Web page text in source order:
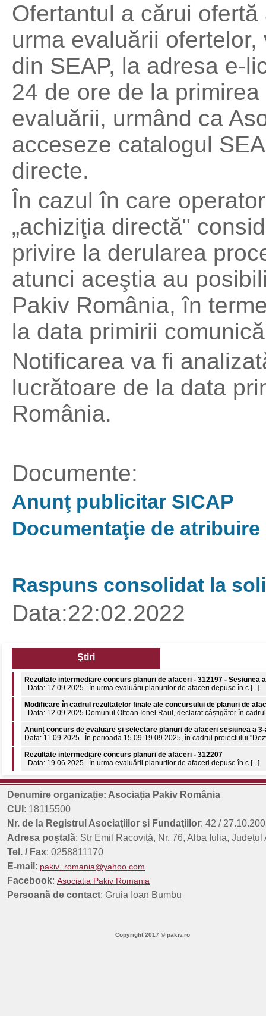
Ofertantul a cărui
urma evaluării
din SEAP, la adresa e-
24 de ore de la
evaluării, urmând ca
acceseze catalogul
directe.
În cazul în care
„achiziţia directă"
privire la derularea
atunci aceştia au
Pakiv România, în
la data primirii
Notificarea va fi
lucrătoare de la data
România.
Documente:
Anunţ publicitar SICAP
Documentaţie de atribuire
Raspuns consolidat la
Data:22:02.2022
Ştiri
Modificare în cadrul rezultatelor finale ale concursului de planuri de
Data: 12.09.2025 Domunul Oltean Ionel Raul, declarat câștigător în cadrul
Anunț concurs de evaluare și selectare planuri de afaceri sesiunea a 3-
Data: 11.09.2025 În perioada 15.09-19.09.2025, în cadrul proiectului
Rezultate intermediare concurs planuri de afaceri - 312207
Data: 19.06.2025 În urma evaluării planurilor de afaceri depuse în c [...]
Comunicat de presă: 8 aprilie 2026 - Ziua internațională a Romilor
8 aprilie 2026 - Ziua Internațională a Romilor 55 de ani de la declararea
Rezultate finale concurs planuri de afaceri - 312197 - Sesiunea a 3-a
Rezultate intermediare concurs planuri de afaceri - 312197 - Sesiunea
Data: 17.09.2025 În urma evaluării planurilor de afaceri depuse în c [...]
Denumire organizație: Asociația Pakiv România
CUI : 18115500
Nr. de la Registrul Asociaţiilor şi Fundaţiilor: 42 /
Adresa poștală: Str Emil Racoviță, Nr. 76, Alba Iulia, Județul
Tel. / Fax: 0258811170
E-mail : pakiv_romania@yahoo.com
Facebook: Asociatia Pakiv Romania
Persoană de contact: Gruia Ioan Bumbu
Copyright 2017 © pakiv.ro